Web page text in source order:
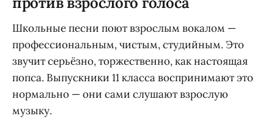
Школьные песни поют взрослым вокалом —
профессиональным, чистым, студийным. Это
звучит серьёзно, торжественно, как настоящая
попса. Выпускники 11 класса воспринимают это
нормально — они сами слушают взрослую
музыку.